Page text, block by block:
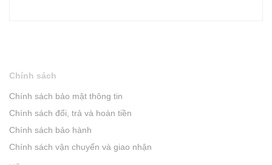
Chính sách
Chính sách bảo mật thông tin
Chính sách đổi, trả và hoàn tiền
Chính sách bảo hành
Chính sách vận chuyển và giao nhận